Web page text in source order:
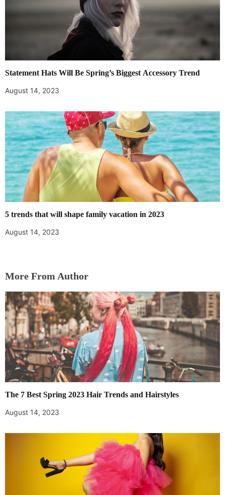
Statement Hats Will Be Spring’s Biggest Accessory Trend
August 14, 2023
5 trends that will shape family vacation in 2023
August 14, 2023
More From Author
The 7 Best Spring 2023 Hair Trends and Hairstyles
August 14, 2023